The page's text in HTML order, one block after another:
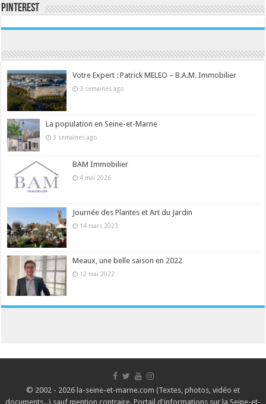
Pinterest
Votre Expert : Patrick MELEO – B.A.M. Immobilier
3 semaines ago
La population en Seine-et-Marne
3 semaines ago
BAM Immobilier
4 mai 2026
Journée des Plantes et Art du Jardin
14 mars 2023
Meaux, une belle saison en 2022
12 mai 2022
© 2002 - 2026 la-seine-et-marne.com (Textes, photos, vidéo et
documents...) sauf mention contraire. Portail d'informations sur la Seine-et-